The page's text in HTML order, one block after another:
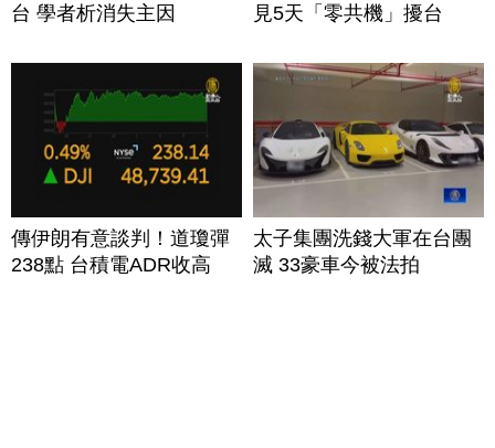
台 學者析消失主因
見5天「零共機」擾台
傳伊朗有意談判！道瓊彈
238點 台積電ADR收高
太子集團洗錢大軍在台團
滅 33豪車今被法拍